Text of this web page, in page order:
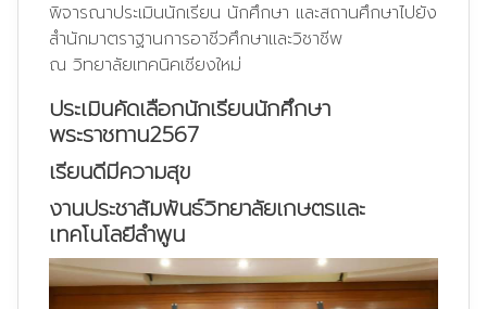
พิจารณาประเมินนักเรียน นักศึกษา และสถานศึกษาไปยัง
สำนักมาตราฐานการอาชีวศึกษาและวิชาชีพ
ณ วิทยาลัยเทคนิคเชียงใหม่
ประเมินคัดเลือกนักเรียนนักศึกษา
พระราชทาน2567
เรียนดีมีความสุข
งานประชาสัมพันธ์วิทยาลัยเกษตรและ
เทคโนโลยีลำพูน